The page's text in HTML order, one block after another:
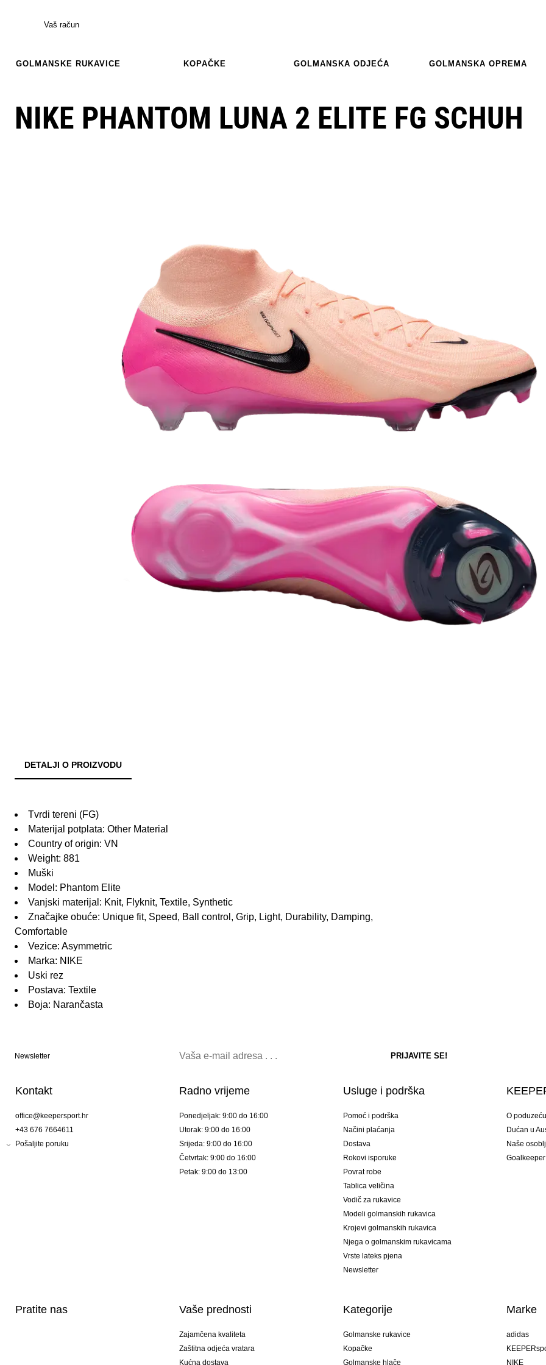
Vaš račun
GOLMANSKE RUKAVICE KOPAČKE GOLMANSKA ODJEĆA GOLMANSKA OPREMA
NIKE PHANTOM LUNA 2 ELITE FG SCHUH
DETALJI O PROIZVODU
Tvrdi tereni (FG)
Materijal potplata: Other Material
Country of origin: VN
Weight: 881
Muški
Model: Phantom Elite
Vanjski materijal: Knit, Flyknit, Textile, Synthetic
Značajke obuće: Unique fit, Speed, Ball control, Grip, Light, Durability, Damping,
Comfortable
Vezice: Asymmetric
Marka: NIKE
Uski rez
Postava: Textile
Boja: Narančasta
Newsletter
Kontakt
office@keepersport.hr
+43 676 7664611
Pošaljite poruku
Radno vrijeme
Ponedjeljak: 9:00 do 16:00
Utorak: 9:00 do 16:00
Srijeda: 9:00 do 16:00
Četvrtak: 9:00 do 16:00
Petak: 9:00 do 13:00
Usluge i podrška
Pomoć i podrška
Načini plaćanja
Dostava
Rokovi isporuke
Povrat robe
Tablica veličina
Vodič za rukavice
Modeli golmanskih rukavica
Krojevi golmanskih rukavica
Njega o golmanskim rukavicama
Vrste lateks pjena
Newsletter
O poduzeću
Dućan u
Naše
Pratite nas Vaše prednosti
Zajamčena kvaliteta
Zaštitna odjeća vratara
Kućna dostava
Kategorije
Golmanske rukavice
Kopačke
Golmanske hlače
Marke
adidas
NIKE